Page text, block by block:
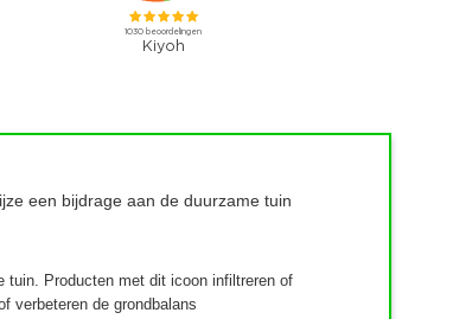
een bijdrage aan de duurzame tuin
tuin.
Producten met dit icoon infiltreren of
verbeteren de grondbalans